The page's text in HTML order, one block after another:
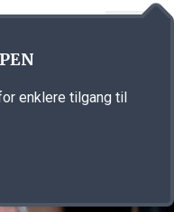
enklere tilgang til